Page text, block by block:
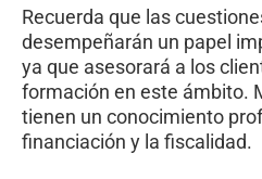
Recuerda que las
desempeñarán un papel
ya que asesorará a los
formación en este ámbito.
tienen un conocimiento
financiación y la fiscalidad.